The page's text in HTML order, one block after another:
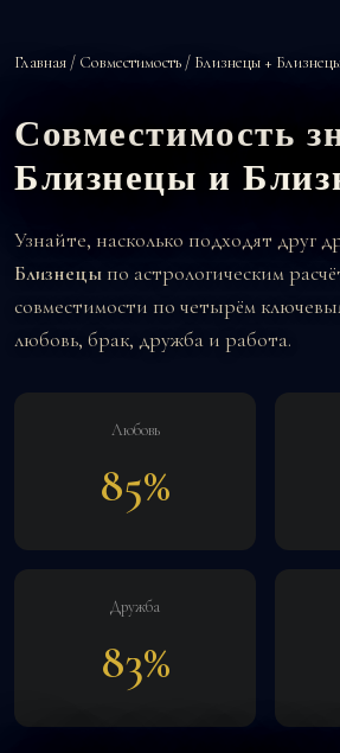
Главная / Совместимость / Близнецы +
Совместимость
Близнецы и
Узнайте, насколько подходят друг
Близнецы по астрологическим
совместимости по четырём
любовь, брак, дружба и работа.
Любовь
85%
Дружба
83%